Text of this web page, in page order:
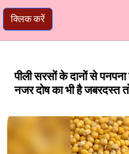
क्लिक करें
पीली सरसों के दानों से
नजर दोष का भी है जबरदस्त